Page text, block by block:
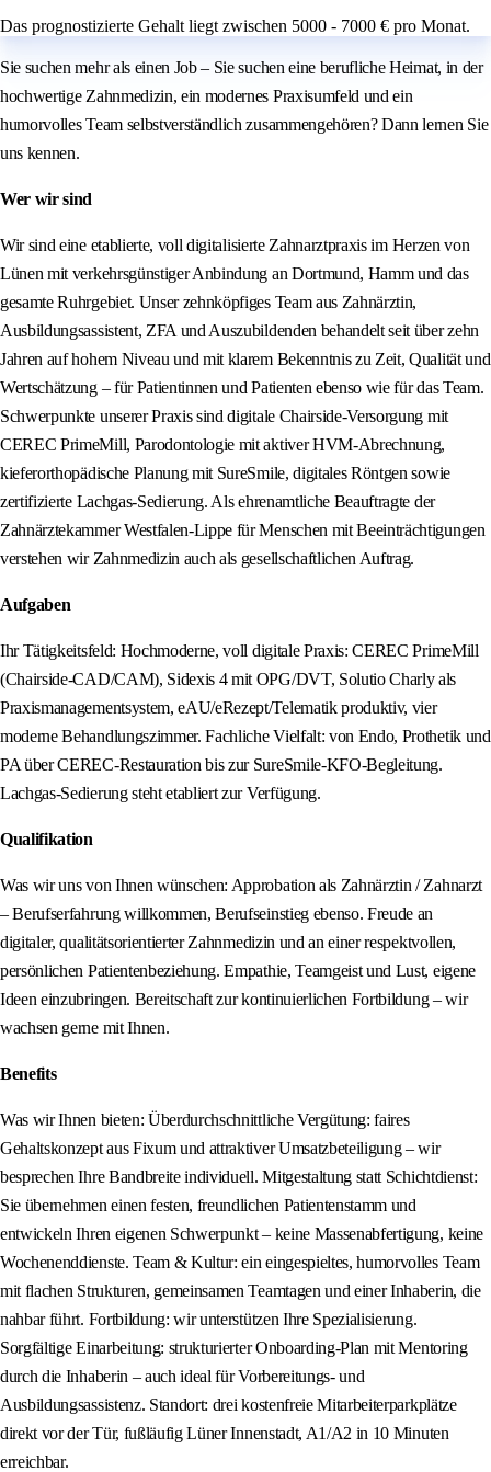
Das prognostizierte Gehalt liegt zwischen 5000 - 7000 € pro Monat.
Sie suchen mehr als einen Job – Sie suchen eine berufliche Heimat, in der
hochwertige Zahnmedizin, ein modernes Praxisumfeld und ein
humorvolles Team selbstverständlich zusammengehören? Dann lernen Sie
uns kennen.
Wer wir sind
Wir sind eine etablierte, voll digitalisierte Zahnarztpraxis im Herzen von
Lünen mit verkehrsgünstiger Anbindung an Dortmund, Hamm und das
gesamte Ruhrgebiet. Unser zehnköpfiges Team aus Zahnärztin,
Ausbildungsassistent, ZFA und Auszubildenden behandelt seit über zehn
Jahren auf hohem Niveau und mit klarem Bekenntnis zu Zeit, Qualität und
Wertschätzung – für Patientinnen und Patienten ebenso wie für das Team.
Schwerpunkte unserer Praxis sind digitale Chairside-Versorgung mit
CEREC PrimeMill, Parodontologie mit aktiver HVM-Abrechnung,
kieferorthopädische Planung mit SureSmile, digitales Röntgen sowie
zertifizierte Lachgas-Sedierung. Als ehrenamtliche Beauftragte der
Zahnärztekammer Westfalen-Lippe für Menschen mit Beeinträchtigungen
verstehen wir Zahnmedizin auch als gesellschaftlichen Auftrag.
Aufgaben
Ihr Tätigkeitsfeld: Hochmoderne, voll digitale Praxis: CEREC PrimeMill
(Chairside-CAD/CAM), Sidexis 4 mit OPG/DVT, Solutio Charly als
Praxismanagementsystem, eAU/eRezept/Telematik produktiv, vier
moderne Behandlungszimmer. Fachliche Vielfalt: von Endo, Prothetik und
PA über CEREC-Restauration bis zur SureSmile-KFO-Begleitung.
Lachgas-Sedierung steht etabliert zur Verfügung.
Qualifikation
Was wir uns von Ihnen wünschen: Approbation als Zahnärztin / Zahnarzt
– Berufserfahrung willkommen, Berufseinstieg ebenso. Freude an
digitaler, qualitätsorientierter Zahnmedizin und an einer respektvollen,
persönlichen Patientenbeziehung. Empathie, Teamgeist und Lust, eigene
Ideen einzubringen. Bereitschaft zur kontinuierlichen Fortbildung – wir
wachsen gerne mit Ihnen.
Benefits
Was wir Ihnen bieten: Überdurchschnittliche Vergütung: faires
Gehaltskonzept aus Fixum und attraktiver Umsatzbeteiligung – wir
besprechen Ihre Bandbreite individuell. Mitgestaltung statt Schichtdienst:
Sie übernehmen einen festen, freundlichen Patientenstamm und
entwickeln Ihren eigenen Schwerpunkt – keine Massenabfertigung, keine
Wochenenddienste. Team & Kultur: ein eingespieltes, humorvolles Team
mit flachen Strukturen, gemeinsamen Teamtagen und einer Inhaberin, die
nahbar führt. Fortbildung: wir unterstützen Ihre Spezialisierung.
Sorgfältige Einarbeitung: strukturierter Onboarding-Plan mit Mentoring
durch die Inhaberin – auch ideal für Vorbereitungs- und
Ausbildungsassistenz. Standort: drei kostenfreie Mitarbeiterparkplätze
direkt vor der Tür, fußläufig Lüner Innenstadt, A1/A2 in 10 Minuten
erreichbar.